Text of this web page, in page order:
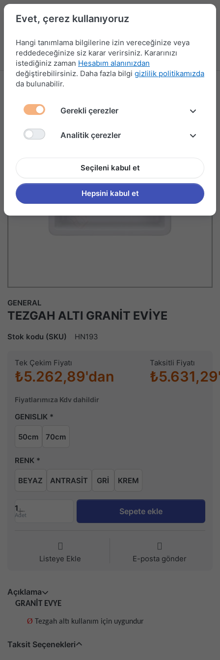
Menü Kampanyalar Yeni Ürünler Giriş yap
GENERAL
TEZGAH ALTI GRANİT EVİYE
Stok kodu (SKU) HN193
Tek Çekim Fiyatı
₺5.262,89'dan
Taksitli Fiyatı
Fiyatlarımıza Kdv dahildir
GENISLIK
50cm 70cm
RENK
BEYAZ ANTRASİT GRİ KREM
1
Adet Sepete ekle
Listeye Ekle E-posta gönder
Açıklama
GRANİT EVYE
Ø Tezgah altı kullanım için uygundur
Taksit Seçenekleri
Evet, çerez kullanıyoruz
Hangi tanımlama bilgilerine izin vereceğinize veya
reddedeceğinize siz karar verirsiniz. Kararınızı
istediğiniz zaman Hesabım alanınızdan
değiştirebilirsiniz. Daha fazla bilgi gizlilik politikamızda
da bulunabilir.
Gerekli çerezler
Analitik çerezler
Seçileni kabul et
Hepsini kabul et